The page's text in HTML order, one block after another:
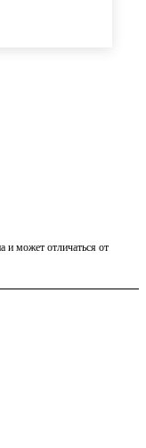
и может отличаться от